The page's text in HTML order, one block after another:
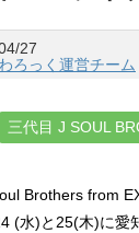
27
ろっく運営チーム
三代目 J SOUL
Brothers from
(水)と25(木)に愛